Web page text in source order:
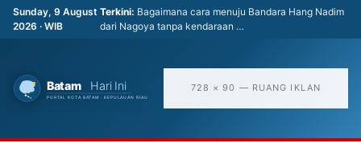
Sunday, 9 August
2026 · WIB
Terkini: Bagaimana cara menuju Bandara Hang Nadim
dari Nagoya tanpa kendaraan …
728 × 90 — RUANG IKLAN